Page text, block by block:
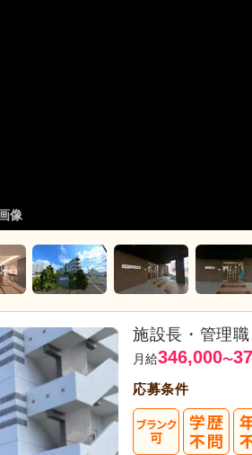
像
施設長・管理
月給346,000〜
応募条件